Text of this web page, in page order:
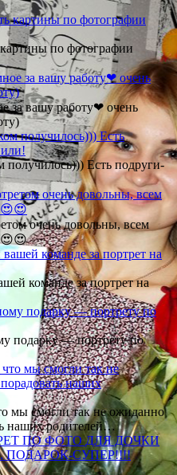
по фотографии
за вашу работу❤ очень
получилось))) Есть подруги-
очень довольны, всем
😍😍
команде за портрет на
подарку — портрету по
мы смогли так не ожиданно
наших родителей…